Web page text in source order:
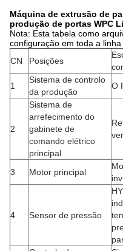
Máquina de extrusão de
produção de portas WPC
Nota: Esta tabela como
configuração em toda a linha
CN
Posições
1
Sistema de controlo
da produção
O
2
Sistema de
arrefecimento do
gabinete de
comando elétrico
principal
3 Motor principal
4 Sensor de pressão